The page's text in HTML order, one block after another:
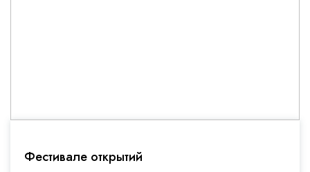
Фестивале открытий